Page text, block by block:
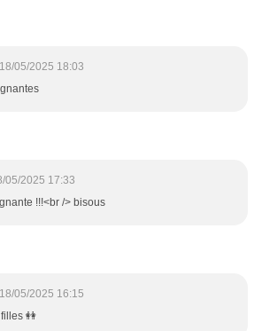
18/05/2025 18:03
05/2025 17:33
!!!<br /> bisous
18/05/2025 16:15
👭